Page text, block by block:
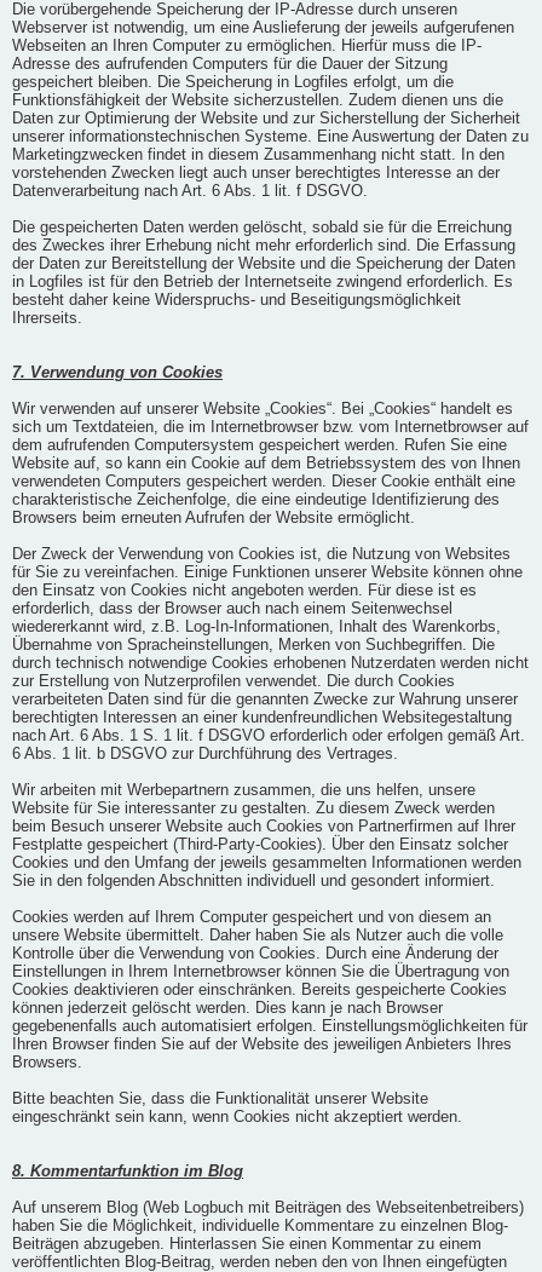
Die vorübergehende Speicherung der IP-Adresse durch unseren
Webserver ist notwendig, um eine Auslieferung der jeweils aufgerufenen
Webseiten an Ihren Computer zu ermöglichen. Hierfür muss die IP-
Adresse des aufrufenden Computers für die Dauer der Sitzung
gespeichert bleiben. Die Speicherung in Logfiles erfolgt, um die
Funktionsfähigkeit der Website sicherzustellen. Zudem dienen uns die
Daten zur Optimierung der Website und zur Sicherstellung der Sicherheit
unserer informationstechnischen Systeme. Eine Auswertung der Daten zu
Marketingzwecken findet in diesem Zusammenhang nicht statt. In den
vorstehenden Zwecken liegt auch unser berechtigtes Interesse an der
Datenverarbeitung nach Art. 6 Abs. 1 lit. f DSGVO.
Die gespeicherten Daten werden gelöscht, sobald sie für die Erreichung
des Zweckes ihrer Erhebung nicht mehr erforderlich sind. Die Erfassung
der Daten zur Bereitstellung der Website und die Speicherung der Daten
in Logfiles ist für den Betrieb der Internetseite zwingend erforderlich. Es
besteht daher keine Widerspruchs- und Beseitigungsmöglichkeit
Ihrerseits.
7. Verwendung von Cookies
Wir verwenden auf unserer Website „Cookies“. Bei „Cookies“ handelt es
sich um Textdateien, die im Internetbrowser bzw. vom Internetbrowser auf
dem aufrufenden Computersystem gespeichert werden. Rufen Sie eine
Website auf, so kann ein Cookie auf dem Betriebssystem des von Ihnen
verwendeten Computers gespeichert werden. Dieser Cookie enthält eine
charakteristische Zeichenfolge, die eine eindeutige Identifizierung des
Browsers beim erneuten Aufrufen der Website ermöglicht.
Der Zweck der Verwendung von Cookies ist, die Nutzung von Websites
für Sie zu vereinfachen. Einige Funktionen unserer Website können ohne
den Einsatz von Cookies nicht angeboten werden. Für diese ist es
erforderlich, dass der Browser auch nach einem Seitenwechsel
wiedererkannt wird, z.B. Log-In-Informationen, Inhalt des Warenkorbs,
Übernahme von Spracheinstellungen, Merken von Suchbegriffen. Die
durch technisch notwendige Cookies erhobenen Nutzerdaten werden nicht
zur Erstellung von Nutzerprofilen verwendet. Die durch Cookies
verarbeiteten Daten sind für die genannten Zwecke zur Wahrung unserer
berechtigten Interessen an einer kundenfreundlichen Websitegestaltung
nach Art. 6 Abs. 1 S. 1 lit. f DSGVO erforderlich oder erfolgen gemäß Art.
6 Abs. 1 lit. b DSGVO zur Durchführung des Vertrages.
Wir arbeiten mit Werbepartnern zusammen, die uns helfen, unsere
Website für Sie interessanter zu gestalten. Zu diesem Zweck werden
beim Besuch unserer Website auch Cookies von Partnerfirmen auf Ihrer
Festplatte gespeichert (Third-Party-Cookies). Über den Einsatz solcher
Cookies und den Umfang der jeweils gesammelten Informationen werden
Sie in den folgenden Abschnitten individuell und gesondert informiert.
Cookies werden auf Ihrem Computer gespeichert und von diesem an
unsere Website übermittelt. Daher haben Sie als Nutzer auch die volle
Kontrolle über die Verwendung von Cookies. Durch eine Änderung der
Einstellungen in Ihrem Internetbrowser können Sie die Übertragung von
Cookies deaktivieren oder einschränken. Bereits gespeicherte Cookies
können jederzeit gelöscht werden. Dies kann je nach Browser
gegebenenfalls auch automatisiert erfolgen. Einstellungsmöglichkeiten für
Ihren Browser finden Sie auf der Website des jeweiligen Anbieters Ihres
Browsers.
Bitte beachten Sie, dass die Funktionalität unserer Website
eingeschränkt sein kann, wenn Cookies nicht akzeptiert werden.
8. Kommentarfunktion im Blog
Auf unserem Blog (Web Logbuch mit Beiträgen des Webseitenbetreibers)
haben Sie die Möglichkeit, individuelle Kommentare zu einzelnen Blog-
Beiträgen abzugeben. Hinterlassen Sie einen Kommentar zu einem
veröffentlichten Blog-Beitrag, werden neben den von Ihnen eingefügten